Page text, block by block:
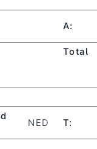
A:
Total
NED T: